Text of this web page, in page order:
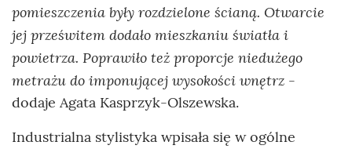
pomieszczenia były rozdzielone ścianą. Otwarcie
jej prześwitem dodało mieszkaniu światła i
powietrza. Poprawiło też proporcje niedużego
metrażu do imponującej wysokości wnętrz -
dodaje Agata Kasprzyk-Olszewska.
Industrialna stylistyka wpisała się w ogólne